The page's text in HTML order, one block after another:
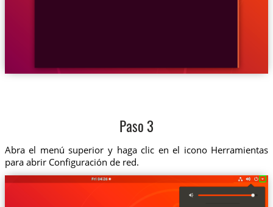
Paso 3
Abra el menú superior y haga clic en el icono Herramientas
para abrir Configuración de red.